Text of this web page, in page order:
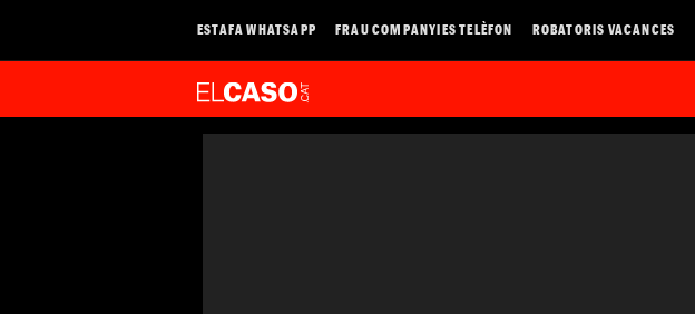
ESTAFA WHATSAPP FRAU COMPANYIES TELÈFON ROBATORIS VACANCES